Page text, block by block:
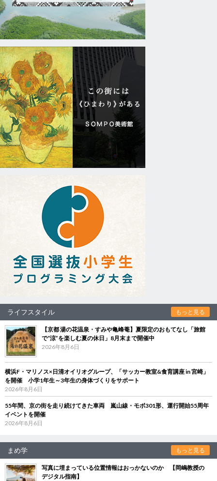
ライフスタイル もっと見る
【京都 湯の花温泉・すみや亀峰菴】夏限定のおもてなし「旅館
で“涼”を楽しむ夏の休日」8月末まで開催中
2026年8月6日
横浜F・マリノス×日清オイリオグループ、「サッカー教室&食育講座 in 宮崎」
を開催 小学1年生～3年生の身体づくりをサポート
2026年8月6日
55年間、京の街を走り続けてきた車両 嵐山線・モボ301形、運行開始55周年
イベントを開催
2026年8月6日
まめ学 もっと見る
写真に埋まっている位置情報はおっかないのか 【岡嶋教授の
デジタル指南】